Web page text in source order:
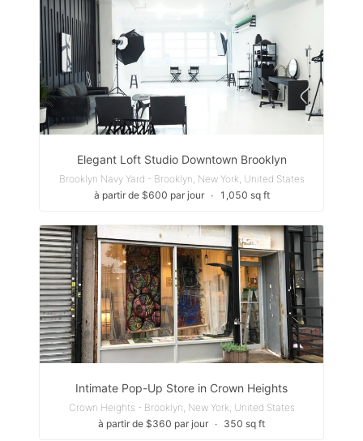
Elegant Loft Studio Downtown Brooklyn
Brooklyn Navy Yard - Brooklyn, New York, United States
à partir de $600 par jour
∙ 1,050 sq ft
Intimate Pop-Up Store in Crown Heights
Crown Heights - Brooklyn, New York, United States
à partir de $360 par jour ∙ 350 sq ft